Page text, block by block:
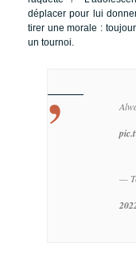
déplacer pour lui
tirer une morale :
un tournoi.
—